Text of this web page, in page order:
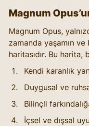
Magnum
Magnum Opus,
zamanda yaşamın
haritasıdır. Bu harita,
Kendi karanlık
Duygusal ve
Bilinçli
İçsel ve dışsal